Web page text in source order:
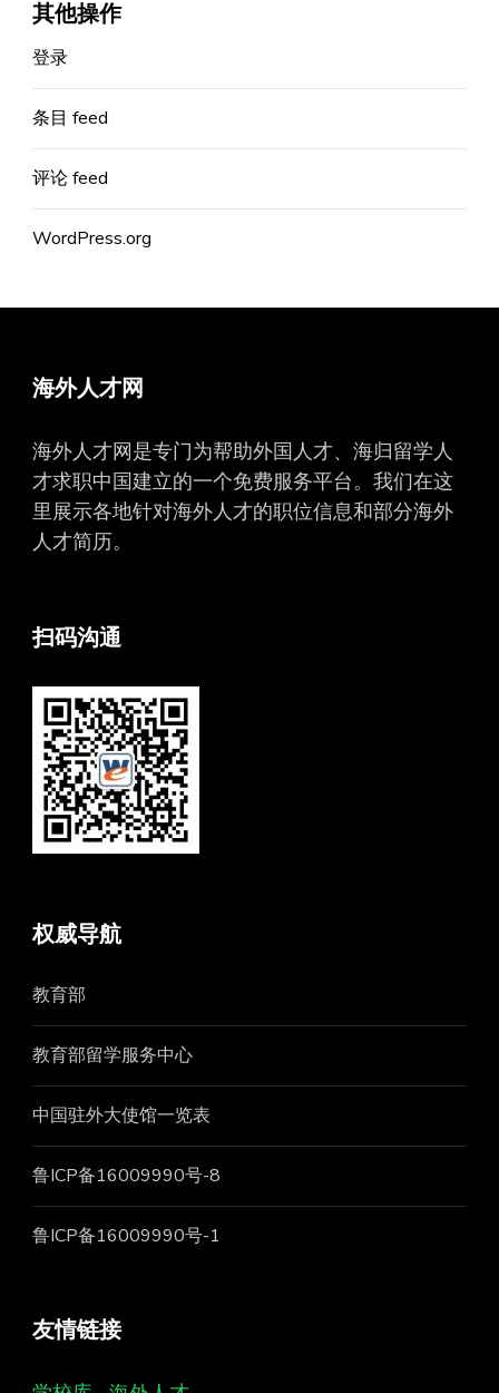
其他操作
登录
条目 feed
评论 feed
WordPress.org
海外人才网
海外人才网是专门为帮助外国人才、海归留学人
才求职中国建立的一个免费服务平台。我们在这
里展示各地针对海外人才的职位信息和部分海外
人才简历。
扫码沟通
权威导航
教育部
教育部留学服务中心
中国驻外大使馆一览表
鲁ICP备16009990号-8
鲁ICP备16009990号-1
友情链接